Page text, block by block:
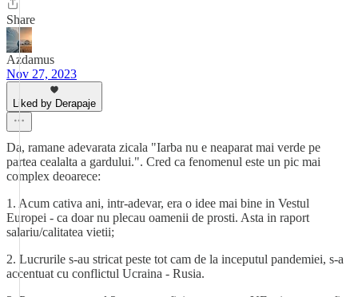
Share
Azdamus
Nov 27, 2023
Liked by Derapaje
Da, ramane adevarata zicala "Iarba nu e neaparat mai verde pe
partea cealalta a gardului.". Cred ca fenomenul este un pic mai
complex deoarece:
1. Acum cativa ani, intr-adevar, era o idee mai bine in Vestul
Europei - ca doar nu plecau oamenii de prosti. Asta in raport
salariu/calitatea vietii;
2. Lucrurile s-au stricat peste tot cam de la inceputul pandemiei, s-a
accentuat cu conflictul Ucraina - Rusia.